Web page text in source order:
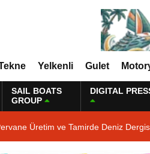
Yelkenli Gulet
SAIL BOATS
GROUP
DIGITAL
Üretim ve Tamirde Deniz